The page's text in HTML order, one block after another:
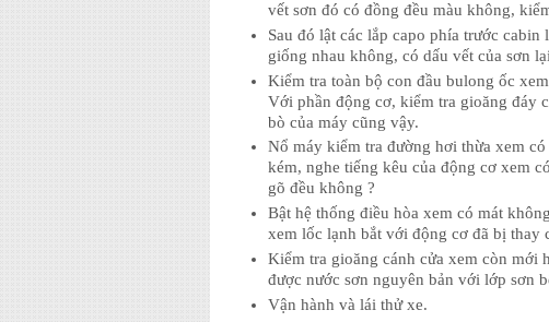
vết sơn đó có đồng đều màu không,
Sau đó lật các lắp capo phía trước
giống nhau không, có dấu vết của sơn
Kiểm tra toàn bộ con đầu bulong ốc
Với phần động cơ, kiểm tra gioăng đáy
bò của máy cũng vậy.
Nổ máy kiểm tra đường hơi thừa xem
kém, nghe tiếng kêu của động cơ xem
gõ đều không ?
Bật hệ thống điều hòa xem có mát
xem lốc lạnh bắt với động cơ đã bị thay
Kiểm tra gioăng cánh cửa xem còn mới
được nước sơn nguyên bản với lớp sơn
Vận hành và lái thử xe.